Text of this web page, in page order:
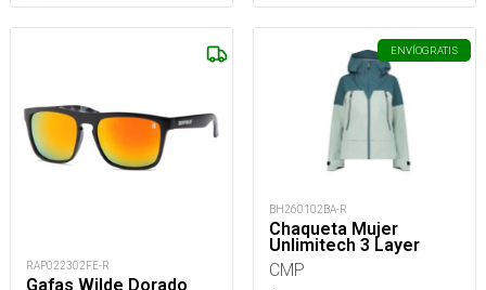
RAP022302FE-R
Gafas Wilde Dorado
ENVÍOGRATIS
BH260102BA-R
Chaqueta Mujer
Unlimitech 3 Layer
CMP